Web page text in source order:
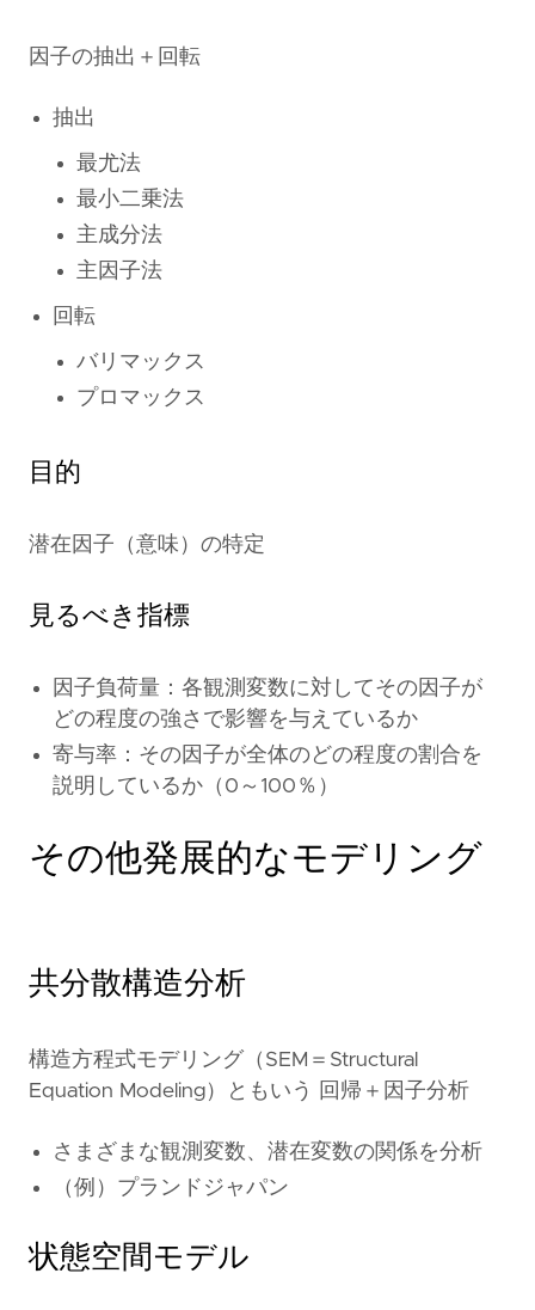
因子の抽出＋回転
抽出
最尤法
最小二乗法
主成分法
主因子法
回転
バリマックス
プロマックス
目的
潜在因子（意味）の特定
見るべき指標
因子負荷量：各観測変数に対してその因子が
どの程度の強さで影響を与えているか
寄与率：その因子が全体のどの程度の割合を
説明しているか（0～100％）
その他発展的なモデリング
共分散構造分析
構造方程式モデリング（SEM＝Structural
Equation Modeling）ともいう 回帰＋因子分析
さまざまな観測変数、潜在変数の関係を分析
（例）プランドジャパン
状態空間モデル